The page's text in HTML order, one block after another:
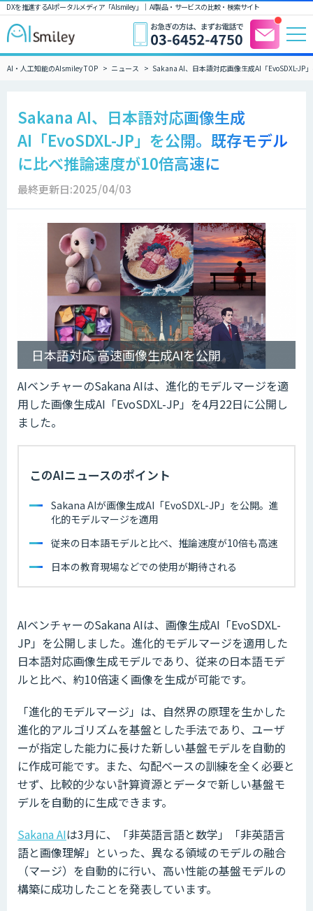
DXを推進するAIポータルメディア「AIsmiley」｜ AI製品・サービスの比較・検索サイト
AI・人工知能のAIsmiley TOP ニュース Sakana AI、日本語対応画像生成AI「EvoSDXL-JP
Sakana AI、日本語対応画像生成
AI「EvoSDXL-JP」を公開。既存モデル
に比べ推論速度が10倍高速に
最終更新日:2025/04/03
日本語対応 高速画像生成AIを公開
AIベンチャーのSakana AIは、進化的モデルマージを適
用した画像生成AI「EvoSDXL-JP」を4月22日に公開し
ました。
このAIニュースのポイント
Sakana AIが画像生成AI「EvoSDXL-JP」を公開。進
化的モデルマージを適用
従来の日本語モデルと比べ、推論速度が10倍も高速
日本の教育現場などでの使用が期待される
AIベンチャーのSakana AIは、画像生成AI「EvoSDXL-
JP」を公開しました。進化的モデルマージを適用した
日本語対応画像生成モデルであり、従来の日本語モデ
ルと比べ、約10倍速く画像を生成が可能です。
「進化的モデルマージ」は、自然界の原理を生かした
進化的アルゴリズムを基盤とした手法であり、ユーザ
ーが指定した能力に長けた新しい基盤モデルを自動的
に作成可能です。また、勾配ベースの訓練を全く必要と
せず、比較的少ない計算資源とデータで新しい基盤モ
デルを自動的に生成できます。
Sakana AIは3月に、「非英語言語と数学」「非英語言
語と画像理解」といった、異なる領域のモデルの融合
（マージ）を自動的に行い、高い性能の基盤モデルの
構築に成功したことを発表しています。